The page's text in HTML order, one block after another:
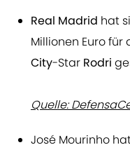
Real Madrid hat
Millionen Euro
City-Star Rodri
Quelle:
José Mourinho